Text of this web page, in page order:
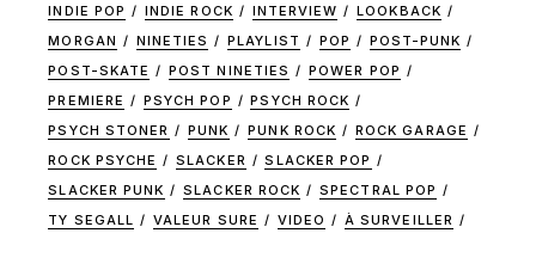
INDIE POP INDIE ROCK INTERVIEW
LOOKBACK
MORGAN
NINETIES PLAYLIST POP
POST-PUNK
POST-SKATE
POST NINETIES
POWER POP
PREMIERE
PSYCH POP
PSYCH ROCK
PSYCH STONER
PUNK PUNK ROCK
ROCK GARAGE
ROCK PSYCHE
SLACKER
SLACKER POP
SLACKER PUNK
SLACKER ROCK
SPECTRAL POP
TY SEGALL
VALEUR SURE VIDEO À SURVEILLER